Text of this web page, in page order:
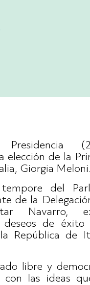
elección de la
Giorgia Meloni.
del
de la
Navarro,
deseos de
República de
libre y
las ideas